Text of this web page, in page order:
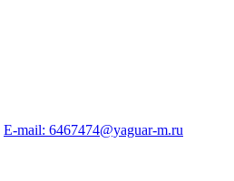
E-mail: 6467474@yaguar-m.ru